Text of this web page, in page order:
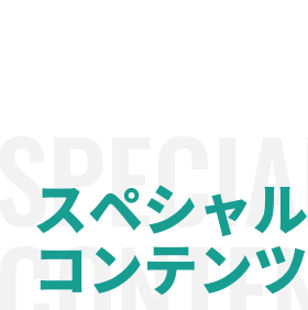
スペシャル
コンテンツ